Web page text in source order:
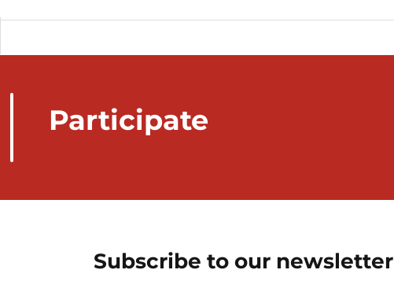
Participate
Subscribe to our newsletter